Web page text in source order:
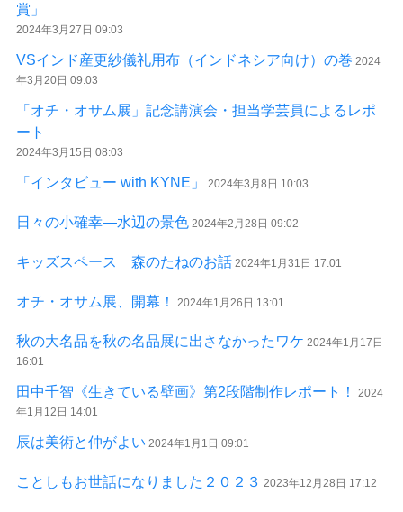
賞」
2024年3月27日 09:03
VSインド産更紗儀礼用布（インドネシア向け）の巻 2024
年3月20日 09:03
「オチ・オサム展」記念講演会・担当学芸員によるレポ
ート
2024年3月15日 08:03
「インタビュー with KYNE」 2024年3月8日 10:03
日々の小確幸―水辺の景色 2024年2月28日 09:02
キッズスペース 森のたねのお話 2024年1月31日 17:01
オチ・オサム展、開幕！ 2024年1月26日 13:01
秋の大名品を秋の名品展に出さなかったワケ 2024年1月17日
16:01
田中千智《生きている壁画》第2段階制作レポート！
2024
年1月12日 14:01
辰は美術と仲がよい 2024年1月1日 09:01
ことしもお世話になりました２０２３ 2023年12月28日 17:12